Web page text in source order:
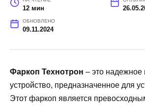
12 мин
ОБНОВЛЕНО
09.11.2024
Фаркоп Технотрон – это надежное
устройство, предназначенное для
Этот фаркоп является